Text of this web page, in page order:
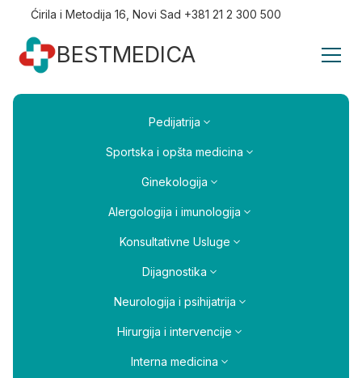
Ćirila i Metodija 16, Novi Sad +381 21 2 300 500
BESTMEDICA
Pedijatrija
Sportska i opšta medicina
Ginekologija
Alergologija i imunologija
Konsultativne Usluge
Dijagnostika
Neurologija i psihijatrija
Hirurgija i intervencije
Interna medicina